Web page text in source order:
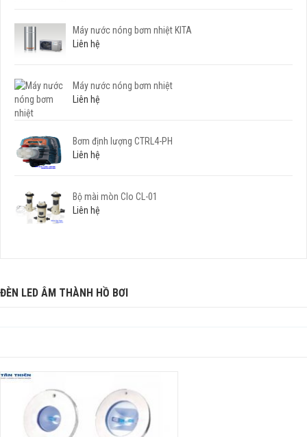
Máy nước nóng bơm nhiệt KITA
Liên hệ
Máy nước nóng bơm nhiệt
Liên hệ
Bơm định lượng CTRL4-PH
Liên hệ
Bộ mài mòn Clo CL-01
Liên hệ
ĐÈN LED ÂM THÀNH HỒ BƠI